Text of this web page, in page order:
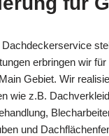
erbringen wir für
Gebiet. Wir
wie z.B.
und